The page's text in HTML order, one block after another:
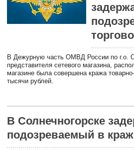
В Дежурную часть ОМВД России по г.о.
представителя сетевого магазина,
магазине была совершена кража
тысячи рублей.
В Солнечногорске
подозреваемый в